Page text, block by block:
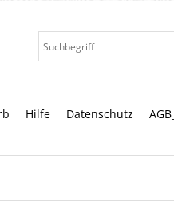
Hilfe Datenschutz